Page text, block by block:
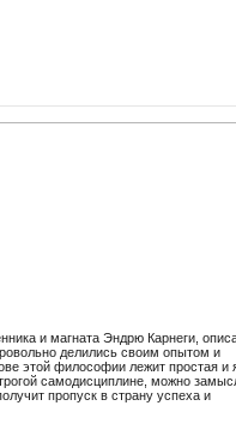
и магната Эндрю Карнеги,
делились своим опытом и
этой философии лежит простая и
самодисциплине, можно
пропуск в страну успеха и